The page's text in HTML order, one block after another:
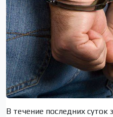
В течение последних суток